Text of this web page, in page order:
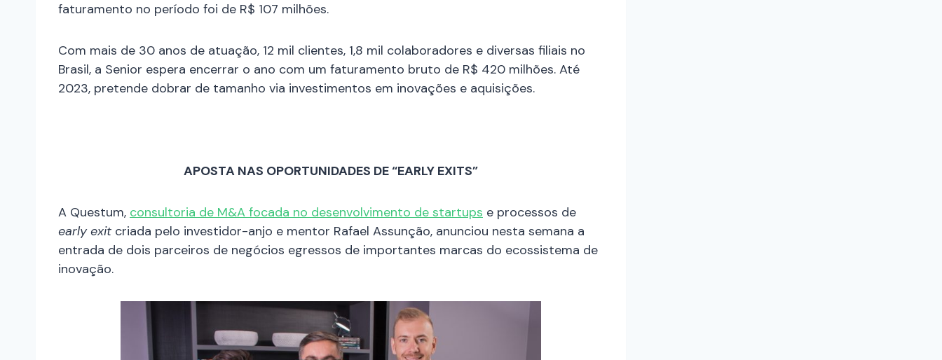
faturamento no período foi de R$ 107 milhões.
Com mais de 30 anos de atuação, 12 mil clientes, 1,8 mil colaboradores e diversas filiais no
Brasil, a Senior espera encerrar o ano com um faturamento bruto de R$ 420 milhões. Até
2023, pretende dobrar de tamanho via investimentos em inovações e aquisições.
APOSTA NAS OPORTUNIDADES DE “EARLY EXITS”
A Questum, consultoria de M&A focada no desenvolvimento de startups e processos de
early exit criada pelo investidor-anjo e mentor Rafael Assunção, anunciou nesta semana a
entrada de dois parceiros de negócios egressos de importantes marcas do ecossistema de
inovação.